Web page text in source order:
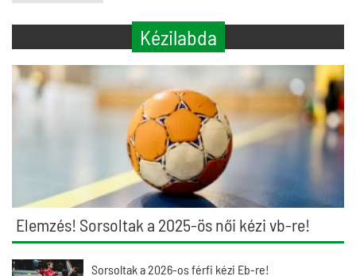
Kézilabda
Elemzés! Sorsoltak a 2025-ös női kézi vb-re!
Sorsoltak a 2026-os férfi kézi Eb-re!